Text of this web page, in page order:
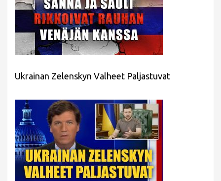
Ukrainan Zelenskyn Valheet Paljastuvat